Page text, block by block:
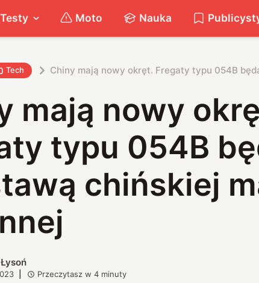
Testy Moto Nauka
Tech Chiny mają nowy okręt. Fregaty typu 054B
mają nowy
typu 054B
chińskiej
Przeczytasz w4 minuty